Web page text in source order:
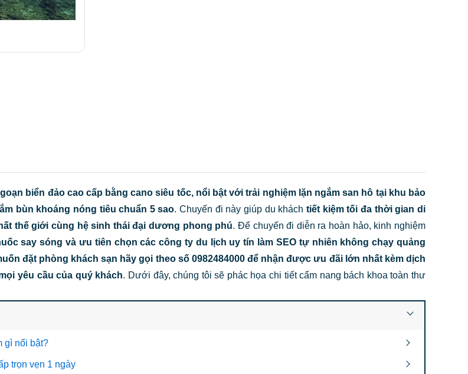
biển đảo cao cấp bằng cano siêu tốc, nổi bật với trải nghiệm lặn ngắm san hô tại khu bảo
bùn khoáng nóng tiêu chuẩn 5 sao. Chuyến đi này giúp du kháchtiết kiệm tối đa thời gian di
thế giới cùng hệ sinh thái đại dương phong phú. Để chuyến đi diễn ra hoàn hảo, kinh nghiệm
say sóng và ưu tiên chọn các công ty du lịch uy tín làm SEO tự nhiên không chạy quảng
đặt phòng khách sạn hãy gọi theo số 0982484000 để nhận được ưu đãi lớn nhất kèm dịch
yêu cầu của quý khách. Dưới đây, chúng tôi sẽ phác họa chi tiết cẩm nang bách khoa toàn thư
gì nổi bật?
trọn vẹn 1 ngày